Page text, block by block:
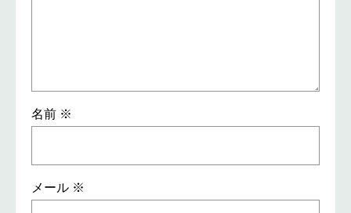
名前 ※
メール ※